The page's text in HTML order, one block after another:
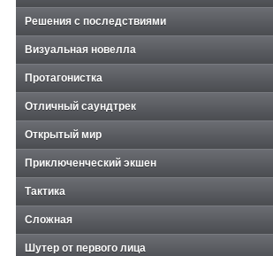
Решения с последствиями
Визуальная новелла
Протагонистка
Отличный саундтрек
Открытый мир
Приключенческий экшен
Тактика
Сложная
Шутер от первого лица